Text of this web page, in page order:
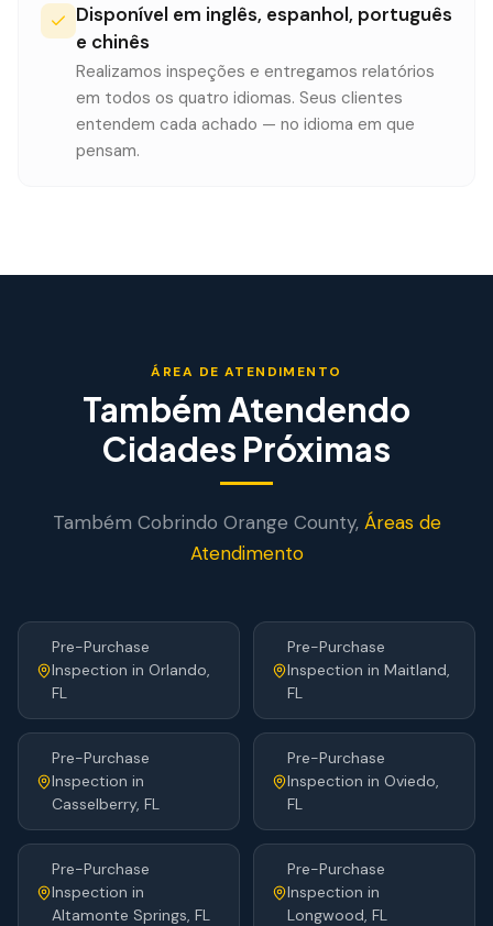
Disponível em inglês, espanhol, português
e chinês
Realizamos inspeções e entregamos relatórios
em todos os quatro idiomas. Seus clientes
entendem cada achado — no idioma em que
pensam.
ÁREA DE ATENDIMENTO
Também Atendendo
Cidades Próximas
Também Cobrindo Orange County, Áreas de
Atendimento
Pre-Purchase
Inspection in Orlando,
FL
Pre-Purchase
Inspection in Maitland,
FL
Pre-Purchase
Inspection in
Casselberry, FL
Pre-Purchase
Inspection in Oviedo,
FL
Pre-Purchase
Inspection in
Altamonte Springs, FL
Pre-Purchase
Inspection in
Longwood, FL